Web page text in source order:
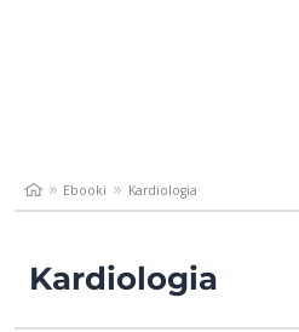
Ebooki Kardiologia
Kardiologia